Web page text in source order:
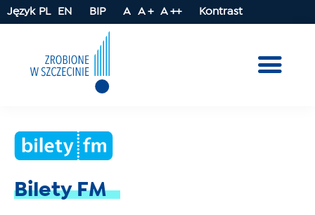
Język PL EN BIP A A + A ++ Kontrast
Bilety FM